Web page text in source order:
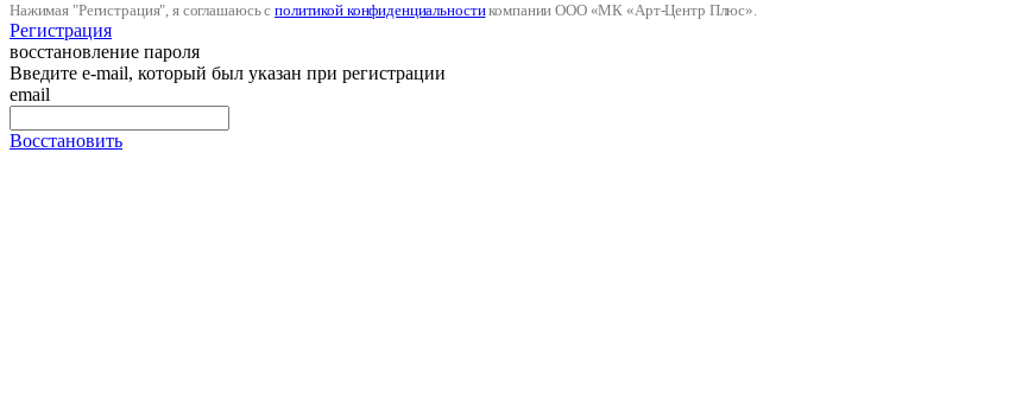
Нажимая "Регистрация", я соглашаюсь сполитикой конфиденциальностикомпании ООО «МК «Арт-Центр Плюс».
Регистрация
восстановление пароля
Введите e-mail, который был указан при регистрации
email
Восстановить